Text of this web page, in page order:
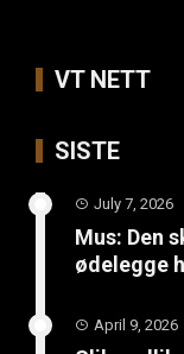
VT NETT
SISTE
July 7, 2026
Mus: Den
ødelegge
April 9, 2026